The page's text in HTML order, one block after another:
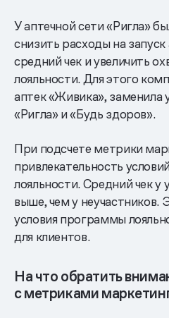
У аптечной сети «Ригла»
снизить расходы на запуск
средний чек и увеличить
лояльности. Для этого
аптек «Живика», заменила
«Ригла» и «Будь здоров».
При подсчете метрики
привлекательность
лояльности. Средний чек у
выше, чем у неучастников.
условия программы
для клиентов.
На что обратить
с метриками